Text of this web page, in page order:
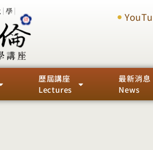
歷屆講座
Lectures
最新消息
News